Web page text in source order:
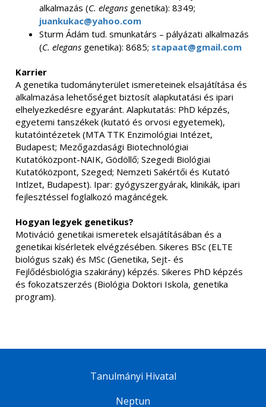
alkalmazás (C. elegans genetika): 8349;
juankukac@yahoo.com
Sturm Ádám tud. smunkatárs – pályázati alkalmazás
(C. elegans genetika): 8685; stapaat@gmail.com
Karrier
A genetika tudományterület ismereteinek elsajátítása és
alkalmazása lehetőséget biztosít alapkutatási és ipari
elhelyezkedésre egyaránt. Alapkutatás: PhD képzés,
egyetemi tanszékek (kutató és orvosi egyetemek),
kutatóintézetek (MTA TTK Enzimológiai Intézet,
Budapest; Mezőgazdasági Biotechnológiai
Kutatóközpont-NAIK, Gödöllő; Szegedi Biológiai
Kutatóközpont, Szeged; Nemzeti Sakértői és Kutató
Intlzet, Budapest). Ipar: gyógyszergyárak, klinikák, ipari
fejlesztéssel foglalkozó magáncégek.
Hogyan legyek genetikus?
Motiváció genetikai ismeretek elsajátításában és a
genetikai kísérletek elvégzésében. Sikeres BSc (ELTE
biológus szak) és MSc (Genetika, Sejt- és
Fejlődésbiológia szakirány) képzés. Sikeres PhD képzés
és fokozatszerzés (Biológia Doktori Iskola, genetika
program).
Tanulmányi Hivatal
Neptun